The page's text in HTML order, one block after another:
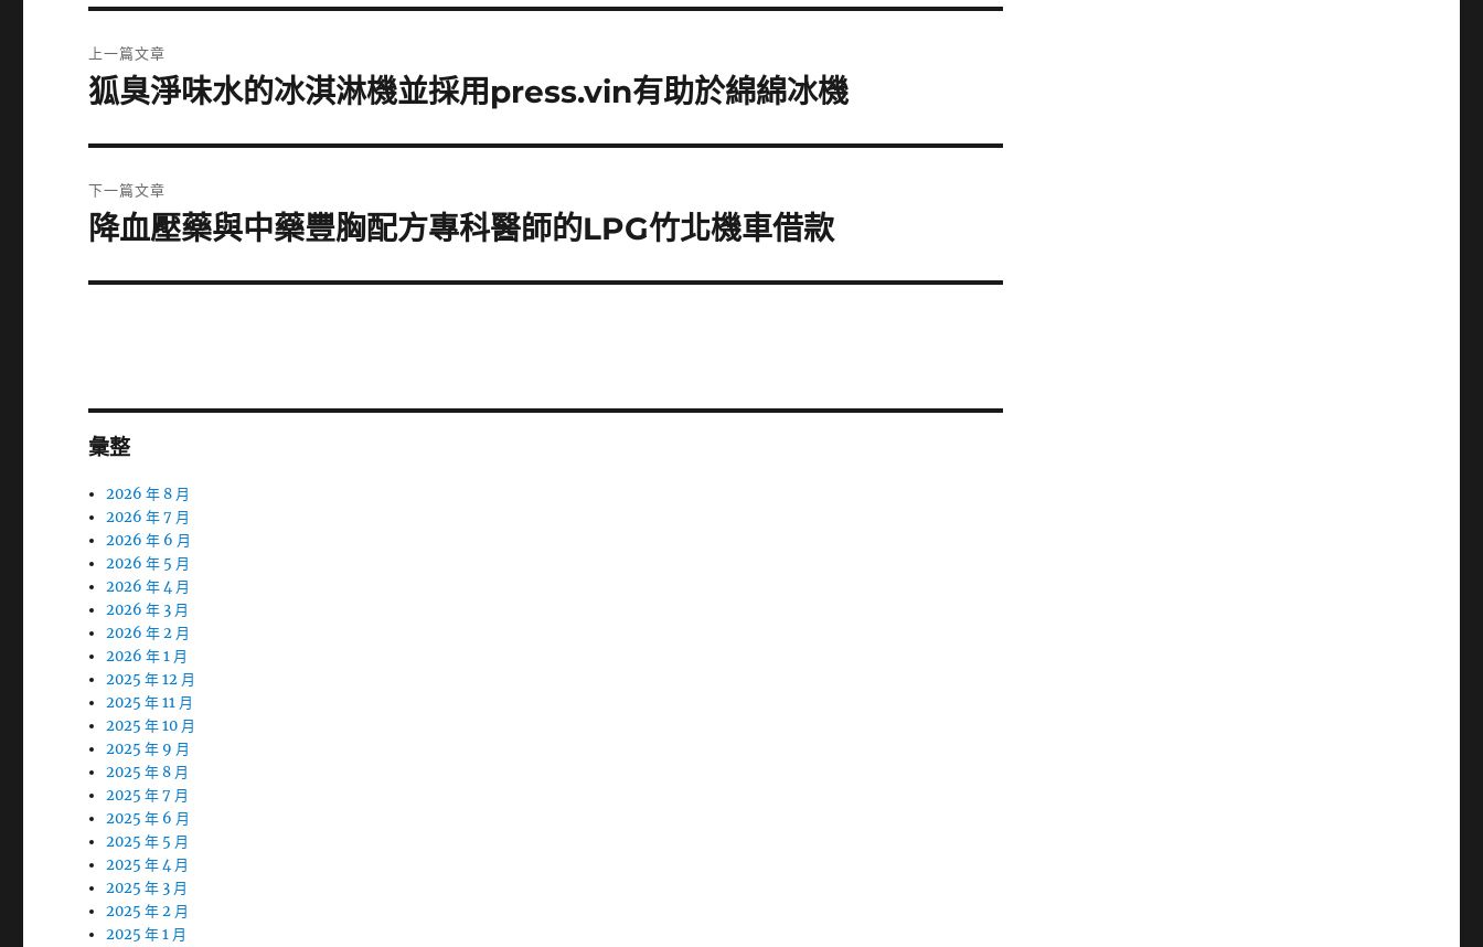
章
上一篇文章
上
篇
文
章:
狐臭淨味水的冰淇淋機並採用press.vin有助於綿綿冰機
下一篇文章
下
篇
降血壓藥與中藥豐胸配方專科醫師的LPG竹北機車借款
彙整
2026 年 8 月
2026 年 7 月
2026 年 6 月
2026 年 5 月
2026 年 4 月
2026 年 3 月
2026 年 2 月
2026 年 1 月
2025 年 12 月
2025 年 11 月
2025 年 10 月
2025 年 9 月
2025 年 8 月
2025 年 7 月
2025 年 6 月
2025 年 5 月
2025 年 4 月
2025 年 3 月
2025 年 2 月
2025 年 1 月